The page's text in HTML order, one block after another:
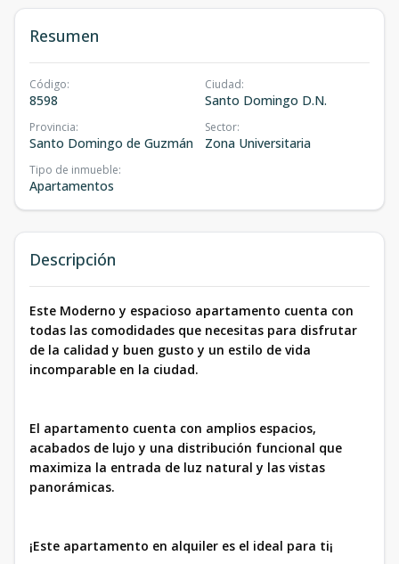
Resumen
Código:
8598
Ciudad:
Santo Domingo D.N.
Provincia:
Santo Domingo de Guzmán
Sector:
Zona Universitaria
Tipo de inmueble:
Apartamentos
Descripción
Este Moderno y espacioso apartamento cuenta con
todas las comodidades que necesitas para disfrutar
de la calidad y buen gusto y un estilo de vida
incomparable en la ciudad.
El apartamento cuenta con amplios espacios,
acabados de lujo y una distribución funcional que
maximiza la entrada de luz natural y las vistas
panorámicas.
¡Este apartamento en alquiler es el ideal para ti¡